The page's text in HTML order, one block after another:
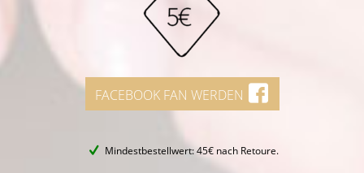
FACEBOOK FAN WERDEN
Mindestbestellwert: 45€ nach Retoure.